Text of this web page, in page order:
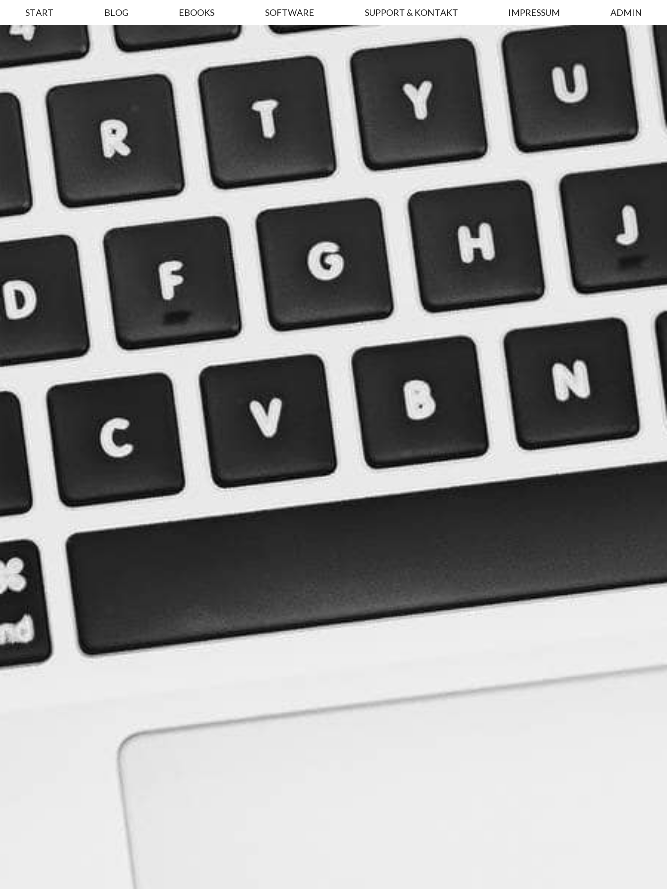
START BLOG EBOOKS SOFTWARE SUPPORT & KONTAKT IMPRESSUM ADMIN